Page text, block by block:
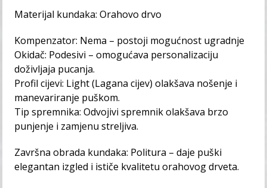
Materijal kundaka: Orahovo drvo
Kompenzator: Nema – postoji mogućnost ugradnje
Okidač: Podesivi – omogućava personalizaciju
doživljaja pucanja.
Profil cijevi: Light (Lagana cijev) olakšava nošenje i
manevariranje puškom.
Tip spremnika: Odvojivi spremnik olakšava brzo
punjenje i zamjenu streljiva.
Završna obrada kundaka: Politura – daje puški
elegantan izgled i ističe kvalitetu orahovog drveta.